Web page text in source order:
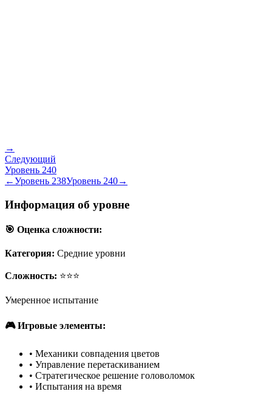
→
Следующий
Уровень 240
←Уровень 238Уровень 240→
Информация об уровне
🎯 Оценка сложности:
Категория: Средние уровни
Сложность: ⭐⭐⭐
Умеренное испытание
🎮 Игровые элементы:
• Механики совпадения цветов
• Управление перетаскиванием
• Стратегическое решение головоломок
• Испытания на время